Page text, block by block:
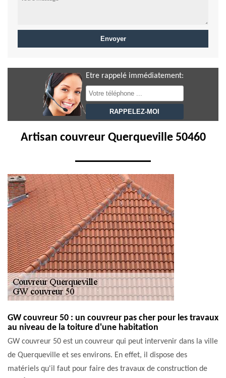
Etre rappelé immédiatement:
Artisan couvreur Querqueville 50460
GW couvreur 50 : un couvreur pas cher pour les travaux
au niveau de la toiture d'une habitation
GW couvreur 50 est un couvreur qui peut intervenir dans la ville
de Querqueville et ses environs. En effet, il dispose des
matériels qu'il faut pour faire des travaux de construction de